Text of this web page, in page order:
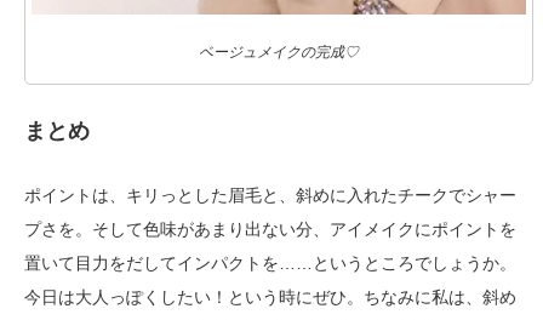
ベージュメイクの完成♡
まとめ
ポイントは、キリっとした眉毛と、斜めに入れたチークでシャー
プさを。そして色味があまり出ない分、アイメイクにポイントを
置いて目力をだしてインパクトを……というところでしょうか。
今日は大人っぽくしたい！という時にぜひ。ちなみに私は、斜め